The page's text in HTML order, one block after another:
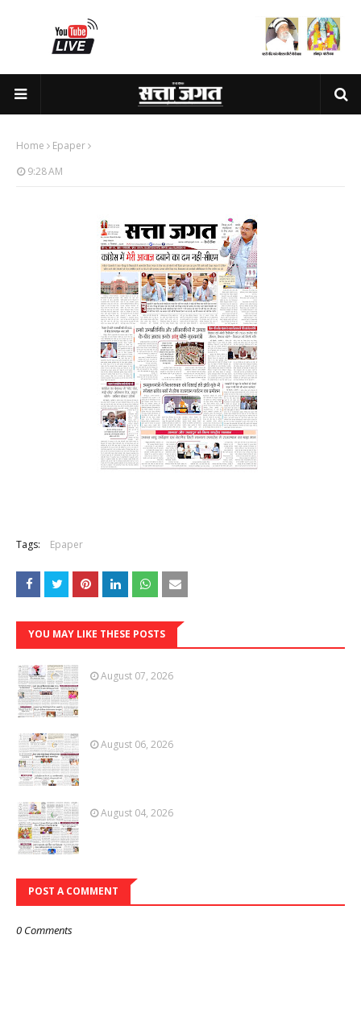
Home
Epaper
9:28 AM
Tags: Epaper
YOU MAY LIKE THESE POSTS
August 07, 2026
August 06, 2026
August 04, 2026
POST A COMMENT
0 Comments